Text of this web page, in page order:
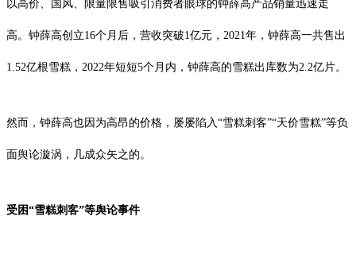
以高价、国风、限量限售吸引消费者眼球的钟薛高产品销量迅速走
高。钟薛高创立16个月后，营收突破1亿元，2021年，钟薛高一共售出
1.52亿根雪糕，2022年短短5个月内，钟薛高的雪糕出库数为2.2亿片。
然而，钟薛高也因为高昂的价格，屡屡陷入“雪糕刺客”“天价雪糕”等负
面舆论漩涡，几成众矢之的。
受困“雪糕刺客”等舆论事件